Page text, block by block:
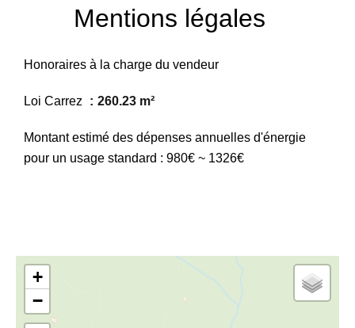
Mentions légales
Honoraires à la charge du vendeur
Loi Carrez 260.23 m²
Montant estimé des dépenses annuelles d'énergie
pour un usage standard : 980€ ~ 1326€
+
−